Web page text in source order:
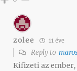
zolee 11 éve
Reply to
Kifizeti az